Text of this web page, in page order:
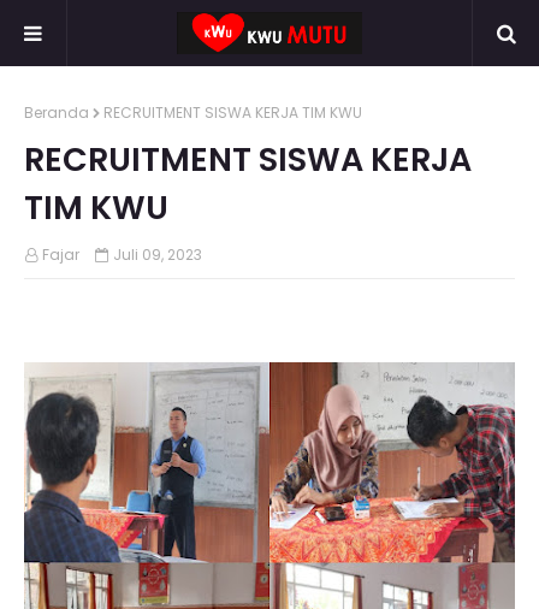
Beranda RECRUITMENT SISWA KERJA TIM KWU
RECRUITMENT SISWA KERJA
TIM KWU
Fajar Juli 09, 2023